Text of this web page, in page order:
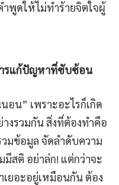
ำพูดให้ไม่ทำร้ายจิตใจผู้
รแก้ปัญหาที่ซับซ้อน
น” เพราะอะไรก็เกิด
งรวมกัน สิ่งที่ต้องทำคือ
มข้อมูล จัดลำดับความ
สติ อย่าล่ก! แต่กว่าจะ
ยอะอยู่เหมือนกัน ต้อง